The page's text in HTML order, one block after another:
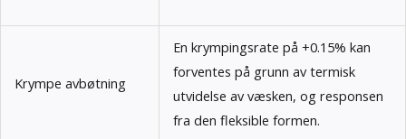
Krympe avbøtning
En krympingsrate på +0.15% kan
forventes på grunn av termisk
utvidelse av væsken, og responsen
fra den fleksible formen.